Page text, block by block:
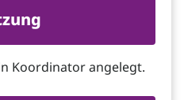
Koordinator angelegt.